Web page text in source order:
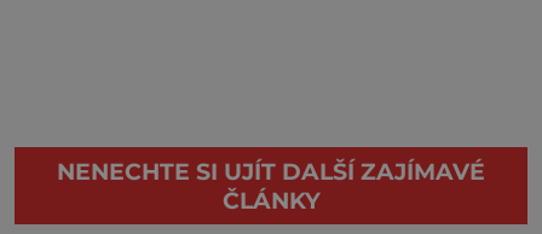
NENECHTE SI UJÍT DALŠÍ ZAJÍMAVÉ
ČLÁNKY